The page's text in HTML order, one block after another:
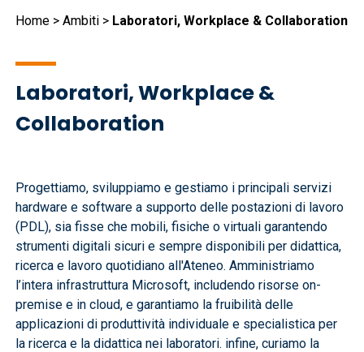
Briciole
Home Ambiti Laboratori, Workplace & Collaboration
Laboratori, Workplace &
Collaboration
Progettiamo, sviluppiamo e gestiamo i principali servizi
hardware e software a supporto delle postazioni di lavoro
(PDL), sia fisse che mobili, fisiche o virtuali garantendo
strumenti digitali sicuri e sempre disponibili per didattica,
ricerca e lavoro quotidiano all'Ateneo. Amministriamo
l’intera infrastruttura Microsoft, includendo risorse on-
premise e in cloud, e garantiamo la fruibilità delle
applicazioni di produttività individuale e specialistica per
la ricerca e la didattica nei laboratori. infine, curiamo la